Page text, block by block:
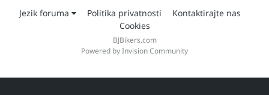
Jezik foruma Politika privatnosti
Kontaktirajte nas
Cookies
BJBikers.com
Powered by Invision Community